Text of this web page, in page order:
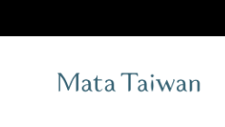
the